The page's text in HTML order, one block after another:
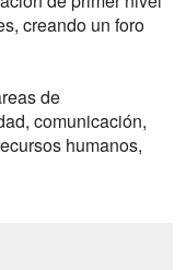
creando un foro
de
comunicación,
humanos,